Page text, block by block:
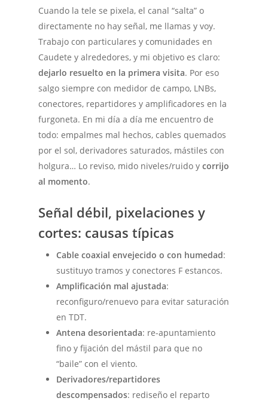
Cuando la tele se pixela, el canal “salta” o
directamente no hay señal, me llamas y voy.
Trabajo con particulares y comunidades en
Caudete y alrededores, y mi objetivo es claro:
dejarlo resuelto en la primera visita. Por eso
salgo siempre con medidor de campo, LNBs,
conectores, repartidores y amplificadores en la
furgoneta. En mi día a día me encuentro de
todo: empalmes mal hechos, cables quemados
por el sol, derivadores saturados, mástiles con
holgura… Lo reviso, mido niveles/ruido ycorrijo
al momento.
Señal débil, pixelaciones y
cortes: causas típicas
Cable coaxial envejecido o con humedad:
sustituyo tramos y conectores F estancos.
Amplificación mal ajustada:
reconfiguro/renuevo para evitar saturación
en TDT.
Antena desorientada: re-apuntamiento
fino y fijación del mástil para que no
“baile” con el viento.
Derivadores/repartidores
descompensados: rediseño el reparto